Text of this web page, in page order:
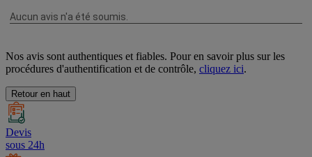
Nos avis sont authentiques et fiables. Pour en savoir plus sur les
procédures d'authentification et de contrôle, cliquez ici.
Retour en haut
Devis
sous 24h